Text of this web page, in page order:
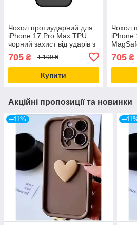
Чохол протиударний для
iPhone 17 Pro Max TPU
чорний захист від ударів з
705 ₴ 1 199 ₴
Купити
Чохол
iPhone
705₴
Акційні пропозиції та новинки
–41%